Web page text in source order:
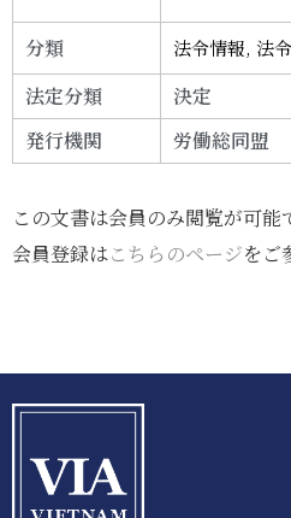
分類 法令情報,法
法定分類
決定
発行機関
労働総同盟
この文書は会員のみ閲覧が可能
会員登録はこちらのページをご